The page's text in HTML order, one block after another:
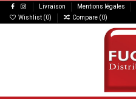
Livraison Mentions légales
Wishlist (0) Compare (0)